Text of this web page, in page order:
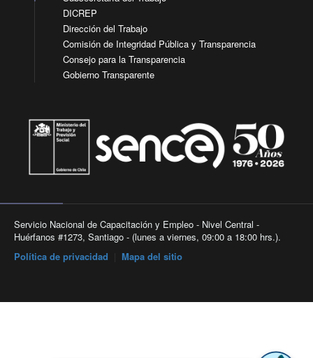
DICREP
Dirección del Trabajo
Comisión de Integridad Pública y Transparencia
Consejo para la Transparencia
Gobierno Transparente
Servicio Nacional de Capacitación y Empleo - Nivel Central -
Huérfanos #1273, Santiago - (lunes a viernes, 09:00 a 18:00 hrs.).
Política de privacidad
Mapa del sitio